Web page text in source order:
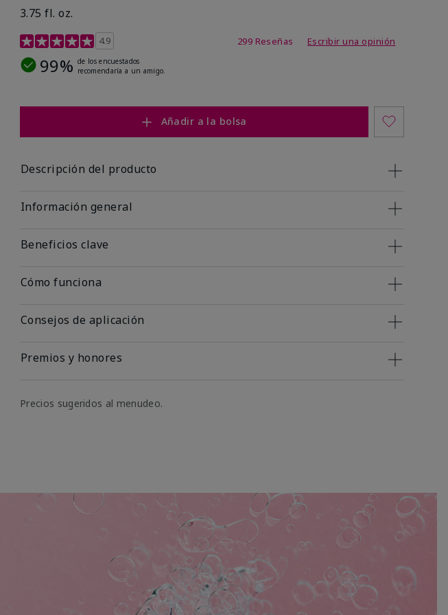
3.75 fl. oz.
Calificación de clientes de 4,8 de 5
4.9 299 Reseñas Escribir una opinión
99% de los encuestados
recomendaría a un amigo.
Añadir a la bolsa
Descripción del producto
Información general
Beneficios clave
Cómo funciona
Consejos de aplicación
Premios y honores
Precios sugeridos al menudeo.